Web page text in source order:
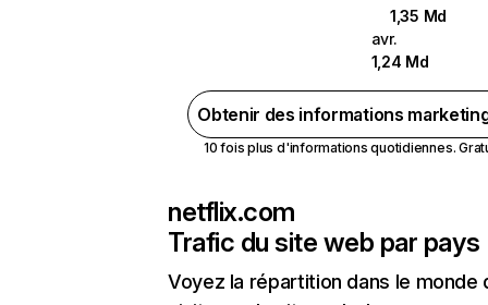
1,35 Md
avr.
1,24 Md
Obtenir des informations
10 fois plus d'informations quotidiennes.
netflix.com
Trafic du site web par pays
Voyez la répartition dans le monde